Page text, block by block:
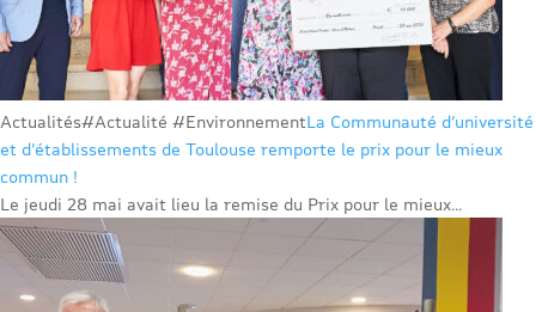
Actualités#Actualité #EnvironnementLa Communauté d’université
et d’établissements de Toulouse remporte le prix pour le mieux
commun !
Le jeudi 28 mai avait lieu la remise du Prix pour le mieux...